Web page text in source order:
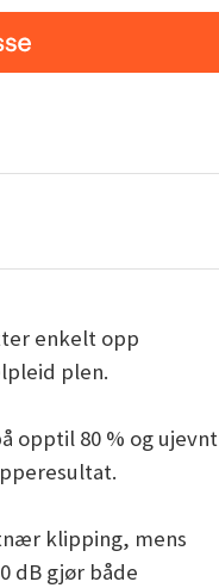
enkelt opp
plen.
opptil 80 % og ujevnt
klipping, mens
dB gjør både